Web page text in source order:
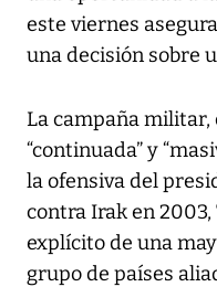
este viernes
una decisión sobre
La campaña militar,
“continuada” y
la ofensiva del
contra Irak en
explícito de una
grupo de países